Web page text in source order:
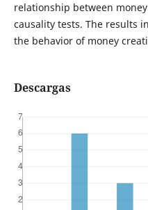
relationship between
causality tests. The results
the behavior of money
Descargas